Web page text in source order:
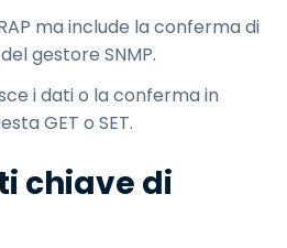
ma include la conferma di
gestore SNMP.
i dati o la conferma in
GET o SET.
chiave di